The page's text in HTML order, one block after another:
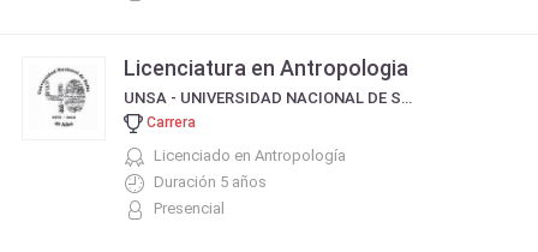
Licenciatura en Antropologia
UNSA - UNIVERSIDAD NACIONAL DE SALTA
Carrera
Licenciado en Antropología
Duración 5 años
Presencial